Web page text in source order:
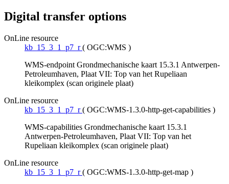
Digital transfer options
OnLine resource
kb_15_3_1_p7_r ( OGC:WMS )
WMS-endpoint Grondmechanische kaart 15.3.1 Antwerpen-
Petroleumhaven, Plaat VII: Top van het Rupeliaan
kleikomplex (scan originele plaat)
OnLine resource
kb_15_3_1_p7_r ( OGC:WMS-1.3.0-http-get-capabilities )
WMS-capabilities Grondmechanische kaart 15.3.1
Antwerpen-Petroleumhaven, Plaat VII: Top van het
Rupeliaan kleikomplex (scan originele plaat)
OnLine resource
kb_15_3_1_p7_r ( OGC:WMS-1.3.0-http-get-map )